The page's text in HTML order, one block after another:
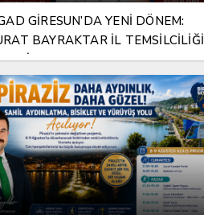
GİRESUN’DA YENİ DÖNEM:
BAYRAKTAR İL TEMSİLCİLİĞİ
ATANDI